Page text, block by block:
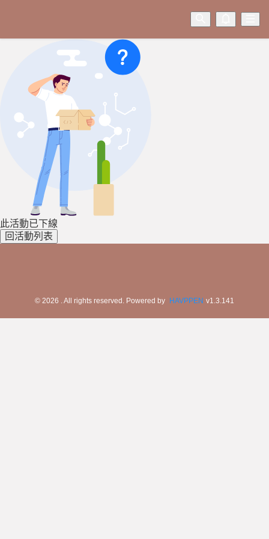
此活動已下線
回活動列表
© 2026 . All rights reserved. Powered by HAVPPEN v1.3.141